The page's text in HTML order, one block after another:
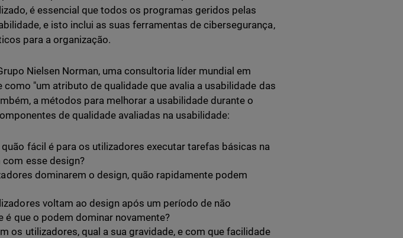
é essencial que todos os programas geridos pelas
e isto inclui as suas ferramentas de cibersegurança,
para a organização.
Nielsen Norman, uma consultoria líder mundial em
"um atributo de qualidade que avalia a usabilidade das
a métodos para melhorar a usabilidade durante o
de qualidade avaliadas na usabilidade:
fácil é para os utilizadores executar tarefas básicas na
com esse design?
dominarem o design, quão rapidamente podem
voltam ao design após um período de não
é que o podem dominar novamente?
os utilizadores, qual a sua gravidade, e com que facilidade